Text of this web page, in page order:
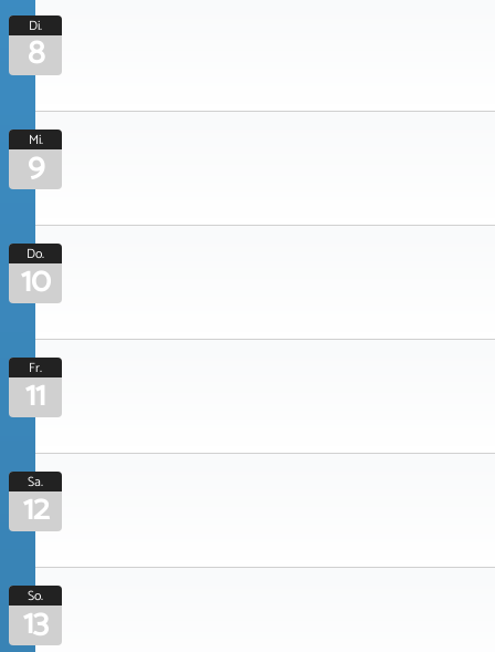
Di.
8
Mi.
9
Do.
10
Fr.
11
Sa.
12
So.
13